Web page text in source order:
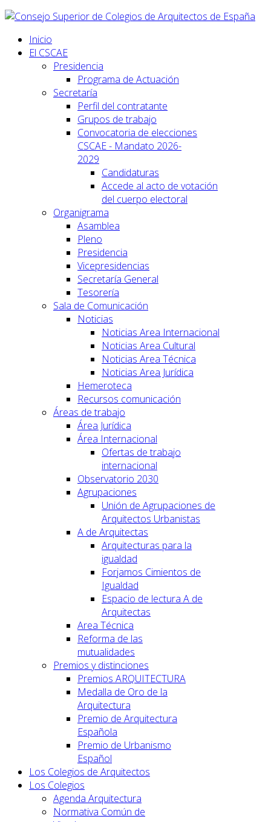
Inicio
El CSCAE
Presidencia
Programa de Actuación
Secretaría
Perfil del contratante
Grupos de trabajo
Convocatoria de elecciones
CSCAE - Mandato 2026-
2029
Candidaturas
Accede al acto de votación
del cuerpo electoral
Organigrama
Asamblea
Pleno
Presidencia
Vicepresidencias
Secretaría General
Tesorería
Sala de Comunicación
Noticias
Noticias Area Internacional
Noticias Area Cultural
Noticias Area Técnica
Noticias Area Jurídica
Hemeroteca
Recursos comunicación
Áreas de trabajo
Área Jurídica
Área Internacional
Ofertas de trabajo
internacional
Observatorio 2030
Agrupaciones
Unión de Agrupaciones de
Arquitectos Urbanistas
A de Arquitectas
Arquitecturas para la
igualdad
Forjamos Cimientos de
Igualdad
Espacio de lectura A de
Arquitectas
Area Técnica
Reforma de las
mutualidades
Premios y distinciones
Premios ARQUITECTURA
Medalla de Oro de la
Arquitectura
Premio de Arquitectura
Española
Premio de Urbanismo
Español
Los Colegios de Arquitectos
Los Colegios
Agenda Arquitectura
Normativa Común de